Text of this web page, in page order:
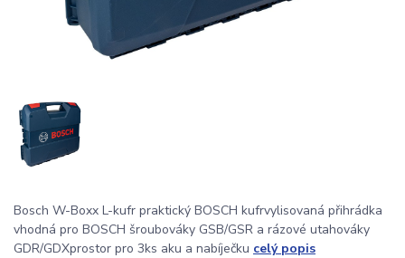
Bosch W-Boxx L-kufr praktický BOSCH kufrvylisovaná přihrádka
vhodná pro BOSCH šroubováky GSB/GSR a rázové utahováky
GDR/GDXprostor pro 3ks aku a nabíječku celý popis